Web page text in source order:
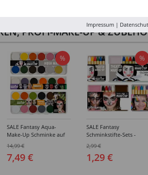
PROFI-MAKE-UP &
%
SALE Fantasy Aqua-
Make-Up Schminke auf
Paletten - Verschiedene
Ausführungen
14,99 €
7,49 €
%
SALE Fantasy
Schminkstifte-Sets -
Ausführungen
2,99 €
1,29 €
Impressum|